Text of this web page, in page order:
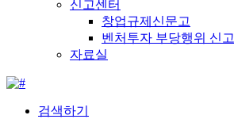
신고센터
창업규제신문고
벤처투자 부당행위 신고
자료실
검색하기